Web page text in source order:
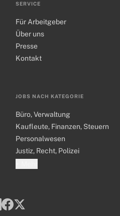
JOBS NACH KATEGORIE
Büro, Verwaltung
Kaufleute, Finanzen, Steuern
Personalwesen
Justiz, Recht, Polizei
SERVICE
Für Arbeitgeber
Über uns
Presse
Kontakt